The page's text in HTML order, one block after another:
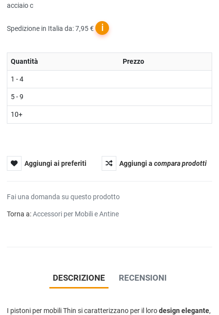
acciaio c
Spedizione in Italia da: 7,95 € ℹ
Quantità Prezzo
1 - 4
5 - 9
10+
Aggiungi ai preferiti Aggiungi acompara prodotti
Fai una domanda su questo prodotto
Torna a:Accessori per Mobili e Antine
DESCRIZIONE RECENSIONI
I pistoni per mobili Thin si caratterizzano per il lorodesign elegante,